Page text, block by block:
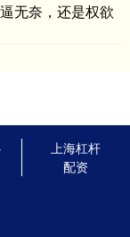
无奈，还是权欲
上海杠杆
配资